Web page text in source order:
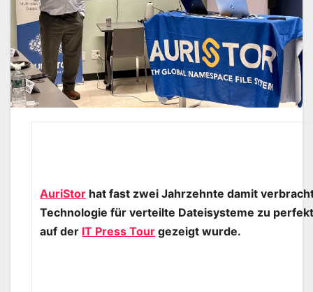
AuriStor hat fast zwei Jahrzehnte damit
Technologie für verteilte Dateisysteme zu
auf der IT Press Tour gezeigt wurde.